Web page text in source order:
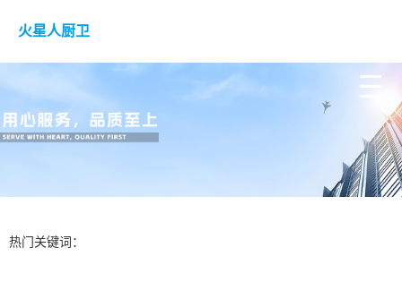
火星人厨卫
热门关键词：